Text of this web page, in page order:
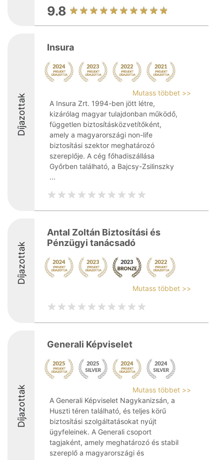
9.8
Díjazottak
Insura
Mutass többet >>
A Insura Zrt. 1994-ben jött létre,
kizárólag magyar tulajdonban működő,
független biztosításközvetítőként,
amely a magyarországi non-life
biztosítási szektor meghatározó
szereplője. A cég főhadiszállása
Győrben található, a Bajcsy-Zsilinszky
...
Díjazottak
Antal Zoltán Biztosítási és
Pénzügyi tanácsadó
Mutass többet >>
Díjazottak
Generali Képviselet
Mutass többet >>
A Generali Képviselet Nagykanizsán, a
Huszti téren található, és teljes körű
biztosítási szolgáltatásokat nyújt
ügyfeleinek. A Generali csoport
tagjaként, amely meghatározó és stabil
szereplő a magyarországi és